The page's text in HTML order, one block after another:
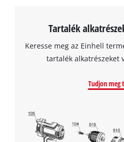
A Google
szükségünk
This content is
to trackers
Tartalék
Keresse meg az Einhell
tartalék alkatrészeket
Tudjon meg